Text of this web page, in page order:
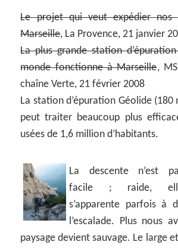
Le projet qui veut expédier nos
Marseille, La Provence, 21 janvier
La plus grande station
monde fonctionne à Marseille,
chaîne Verte, 21 février 2008
La station d’épuration Géolide (180
peut traiter beaucoup plus
usées de 1,6 million d’habitants.
La descente n’est
facile ; raide,
s’apparente parfois à
l’escalade. Plus nous
paysage devient sauvage. Le large